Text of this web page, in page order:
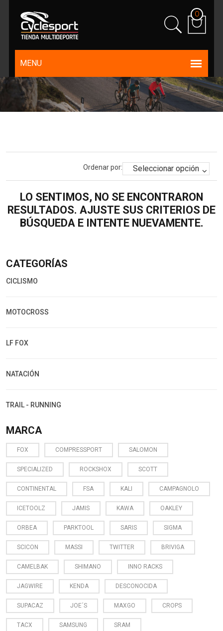
0
CATEGORÍAS
CICLISMO
MOTOCROSS
LF FOX
NATACIÓN
TRAIL - RUNNING
MARCA
FOX COMPRESSPORT SALOMON
SPECIALIZED ROCKSHOX SCOTT
CONTINENTAL FSA KALI CAMPAGNOLO
ICETOOLZ JAMIS KAWA OAKLEY
ORBEA PARKTOOL SARIS SIGMA
SCICON MASSI TWITTER BRIVIGA
CAMELBAK SHIMANO INNO RACKS
JAGWIRE KENDA DESCONOCIDA
SUPACAZ JOE´S MAXGO CROPS
TACX SAMSUNG SRAM
Ordenar por:
LO SENTIMOS, NO SE ENCONTRARON
RESULTADOS. AJUSTE SUS CRITERIOS DE
BÚSQUEDA E INTENTE NUEVAMENTE.